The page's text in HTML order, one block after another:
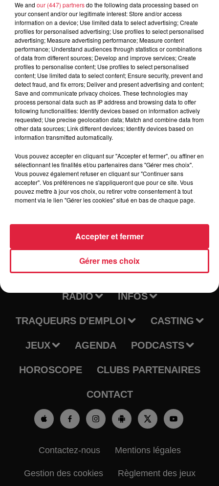
Katia Jacob et Grégoire Galichet forment le duo Vent
Debout, né au cœur des magnifiques forêts des Vosges du
Nord. Sous le regard bienveillant et lucide des arbres, le
piano, la batterie et la guitare créent une ambiance unique et
presque mystique… Le goût du contraste est annoncé :
douceur et explosivité, masculin et féminin, joie et tristesse,
mélancolie et espérance, …, toujours dans un lien étroit
avec la nature environnante. On entend les arbres et le
bruissement de leurs feuilles, mais on les voit également sur
les écrans dans un savant mélange de textures et de
couleurs. Une unité entre image et son, une symbiose
précise et organique, un voyage cinématique et musical au
cœur des forêts des Vosges du Nord. Tarifs : 14 € / 12 € / 6 €
Renseignements et réservations : 03.88.80.47.25 / www.la-
saline.fr
RADIO INFOS
TRAQUEURS D'EMPLOI CASTING
JEUX AGENDA PODCASTS
HOROSCOPE CLUBS PARTENAIRES
CONTACT
Contactez-nous Mentions légales
Gestion des cookies Règlement des jeux
We and our (447) partnersdo the following data processing based on
your consent and/or our legitimate interest: Store and/or access
information on a device; Use limited data to select advertising; Create
profiles for personalised advertising; Use profiles to select personalised
advertising; Measure advertising performance; Measure content
performance; Understand audiences through statistics or combinations
of data from different sources; Develop and improve services; Create
profiles to personalise content; Use profiles to select personalised
content; Use limited data to select content; Ensure security, prevent and
detect fraud, and fix errors; Deliver and present advertising and content;
Save and communicate privacy choices. These technologies may
process personal data such as IP address and browsing data to offer
following functionalities: Identify devices based on information actively
requested; Use precise geolocation data; Match and combine data from
other data sources; Link different devices; Identify devices based on
information transmitted automatically.
Vous pouvez accepter en cliquant sur "Accepter et fermer", ou affiner en
sélectionnant les finalités et/ou partenaires dans "Gérer mes choix".
Vous pouvez également refuser en cliquant sur "Continuer sans
accepter". Vos préférences ne s'appliqueront que pour ce site. Vous
pouvez mettre à jour vos choix, ou retirer votre consentement à tout
moment via le lien "Gérer les cookies" situé en bas de chaque page.
Gérer mes choix
Accepter et fermer